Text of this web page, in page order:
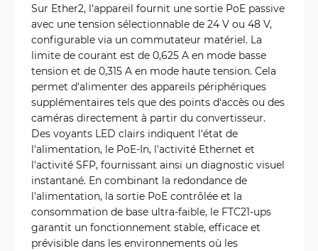
Sur Ether2, l'appareil fournit une sortie PoE passive
avec une tension sélectionnable de 24 V ou 48 V,
configurable via un commutateur matériel. La
limite de courant est de 0,625 A en mode basse
tension et de 0,315 A en mode haute tension. Cela
permet d'alimenter des appareils périphériques
supplémentaires tels que des points d'accès ou des
caméras directement à partir du convertisseur.
Des voyants LED clairs indiquent l'état de
l'alimentation, le PoE-In, l'activité Ethernet et
l'activité SFP, fournissant ainsi un diagnostic visuel
instantané. En combinant la redondance de
l'alimentation, la sortie PoE contrôlée et la
consommation de base ultra-faible, le FTC21-ups
garantit un fonctionnement stable, efficace et
prévisible dans les environnements où les